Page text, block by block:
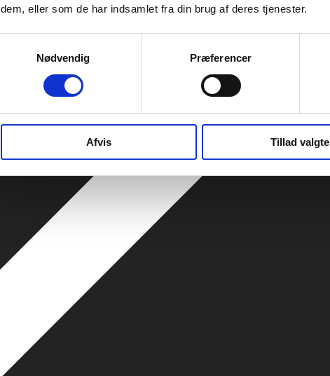
dem, eller som de har indsamlet fra din brug af deres tjenester.
Nødvendig
Præferencer
Afvis Tillad valgte